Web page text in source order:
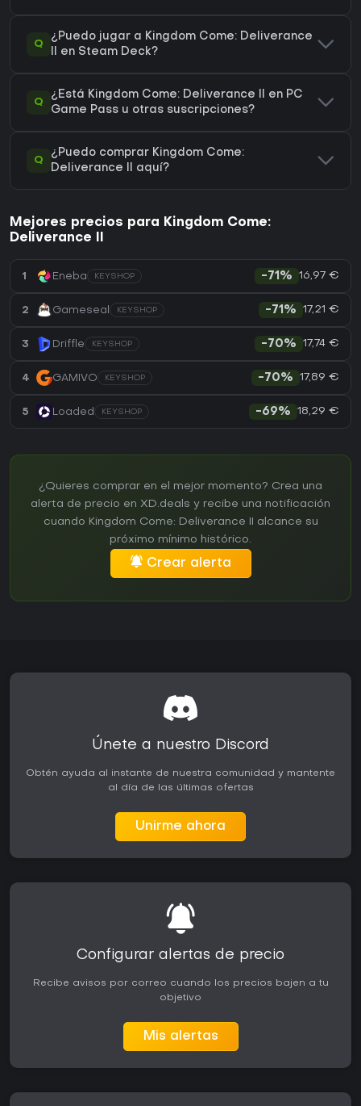
Q
¿Puedo jugar a Kingdom Come: Deliverance
II en Steam Deck?
Q
¿Está Kingdom Come: Deliverance II en PC
Game Pass u otras suscripciones?
Q
¿Puedo comprar Kingdom Come:
Deliverance II aquí?
Mejores precios para Kingdom Come:
Deliverance II
1 Eneba KEYSHOP -71% 16,97 €
2 Gameseal KEYSHOP -71% 17,21 €
3 Driffle KEYSHOP -70% 17,74 €
4 GAMIVO KEYSHOP -70% 17,89 €
5 Loaded KEYSHOP -69% 18,29 €
¿Quieres comprar en el mejor momento? Crea una
alerta de precio en XD.deals y recibe una notificación
cuando Kingdom Come: Deliverance II alcance su
próximo mínimo histórico.
Crear alerta
Únete a nuestro Discord
Obtén ayuda al instante de nuestra comunidad y mantente
al día de las últimas ofertas
Unirme ahora
Configurar alertas de precio
Recibe avisos por correo cuando los precios bajen a tu
objetivo
Mis alertas